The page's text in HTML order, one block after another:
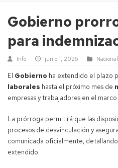
Gobierno
para
Info junio 1, 2026 Nacional
El Gobierno ha extendido el plazo
laborales hasta el próximo mes de
empresas y trabajadores en el
La prórroga permitirá que las
procesos de desvinculación y
comunicada oficialmente,
extendido.